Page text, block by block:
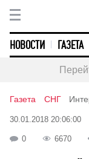
НОВОСТИ ГАЗЕТА
Газета СНГ
30.01.2018 20:06:00
0 6670